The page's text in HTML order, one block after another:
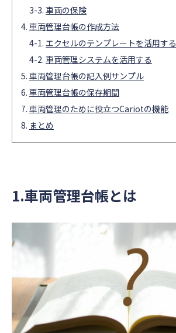
車両の保険
車両管理台帳の作成方法
エクセルのテンプレートを活用する
車両管理システムを活用する
車両管理台帳の記入例サンプル
車両管理台帳の保存期間
車両管理のために役立つCariotの機能
まとめ
1.車両管理台帳とは